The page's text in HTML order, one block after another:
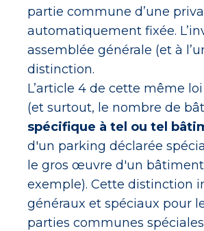
partie commune d’une
automatiquement fixée.
assemblée générale (et à
distinction.
L’article 4 de cette même
(et surtout, le nombre de
spécifique à tel ou tel
d'un parking déclarée
le gros œuvre d'un
exemple). Cette distinction
généraux et spéciaux pour
parties communes